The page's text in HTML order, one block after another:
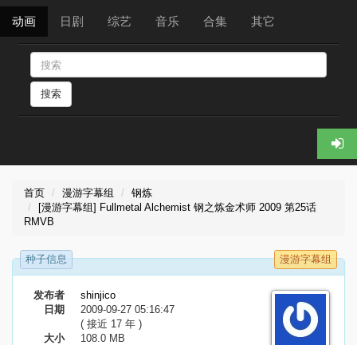
动画 日剧 综艺 音乐 合集 其它
搜索
首页 漫游字幕组
钢炼
[漫游字幕组] Fullmetal Alchemist 钢之炼金术师 2009 第25话
RMVB
种子信息 漫游字幕组
发布者
shinjico
日期
2009-09-27 05:16:47
( 接近 17 年 )
大小
108.0 MB